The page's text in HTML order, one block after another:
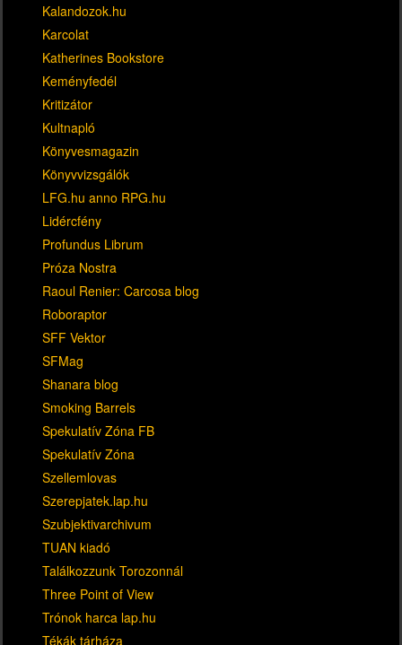
Kalandozok.hu
Karcolat
Katherines Bookstore
Keményfedél
Kritizátor
Kultnapló
Könyvesmagazin
Könyvvizsgálók
LFG.hu anno RPG.hu
Lidércfény
Profundus Librum
Próza Nostra
Raoul Renier: Carcosa blog
Roboraptor
SFF Vektor
SFMag
Shanara blog
Smoking Barrels
Spekulatív Zóna FB
Spekulatív Zóna
Szellemlovas
Szerepjatek.lap.hu
Szubjektivarchivum
TUAN kiadó
Találkozzunk Torozonnál
Three Point of View
Trónok harca lap.hu
Tékák tárháza